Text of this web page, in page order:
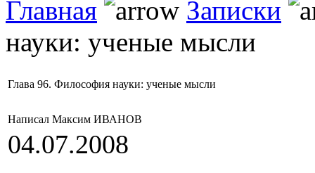
Главная
Записки
науки: ученые мысли
Глава 96. Философия науки: ученые мысли
Написал Максим ИВАНОВ
04.07.2008